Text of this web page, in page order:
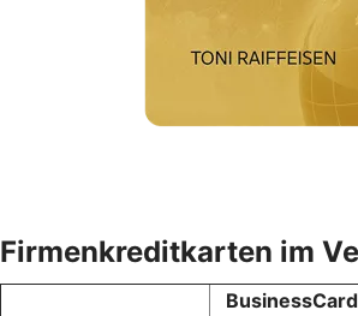
Firmenkreditkarten im
BusinessCard